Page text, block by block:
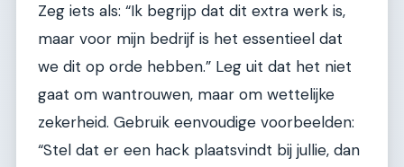
Zeg iets als: “Ik begrijp dat dit extra werk is,
maar voor mijn bedrijf is het essentieel dat
we dit op orde hebben.” Leg uit dat het niet
gaat om wantrouwen, maar om wettelijke
zekerheid. Gebruik eenvoudige voorbeelden:
“Stel dat er een hack plaatsvindt bij jullie, dan